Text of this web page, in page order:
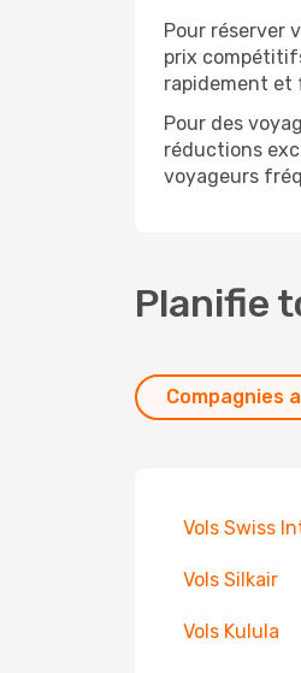
Pour réserver
prix
rapidement et
Pour des
réductions
voyageurs
Planifie
Compagnies
Vols Swiss
Vols Silkair
Vols Kulula